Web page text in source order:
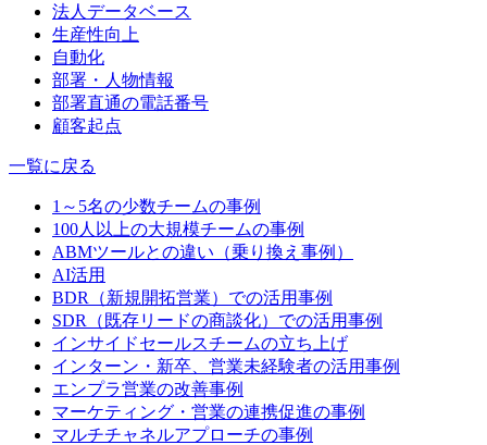
法人データベース
生産性向上
自動化
部署・人物情報
部署直通の電話番号
顧客起点
一覧に戻る
1～5名の少数チームの事例
100人以上の大規模チームの事例
ABMツールとの違い（乗り換え事例）
AI活用
BDR（新規開拓営業）での活用事例
SDR（既存リードの商談化）での活用事例
インサイドセールスチームの立ち上げ
インターン・新卒、営業未経験者の活用事例
エンプラ営業の改善事例
マーケティング・営業の連携促進の事例
マルチチャネルアプローチの事例